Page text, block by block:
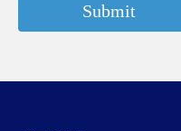
Submit